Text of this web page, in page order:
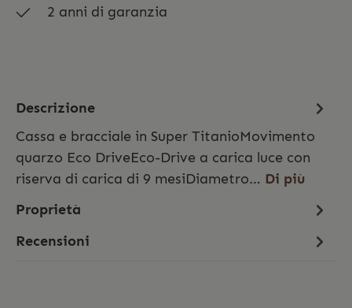
2 anni di garanzia
Descrizione
Cassa e bracciale in Super TitanioMovimento
quarzo Eco DriveEco-Drive a carica luce con
riserva di carica di 9 mesiDiametro… Di più
Proprietà
Recensioni